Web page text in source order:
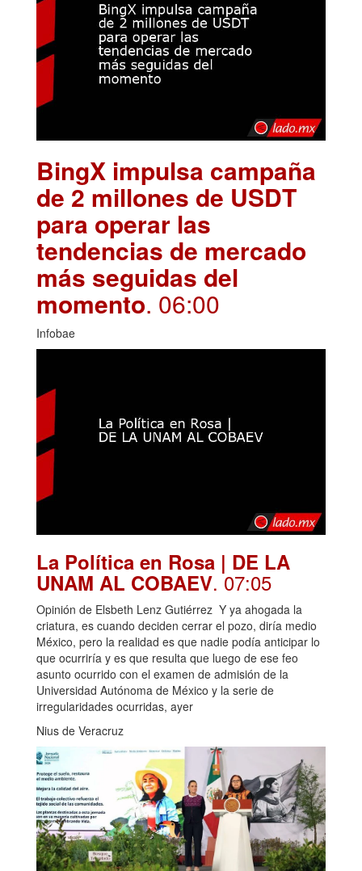
BingX impulsa campaña
de 2 millones de USDT
para operar las
tendencias de mercado
más seguidas del
momento. 06:00
Infobae
La Política en Rosa | DE LA
UNAM AL COBAEV. 07:05
Opinión de Elsbeth Lenz Gutiérrez Y ya ahogada la
criatura, es cuando deciden cerrar el pozo, diría medio
México, pero la realidad es que nadie podía anticipar lo
que ocurriría y es que resulta que luego de ese feo
asunto ocurrido con el examen de admisión de la
Universidad Autónoma de México y la serie de
irregularidades ocurridas, ayer
Nius de Veracruz